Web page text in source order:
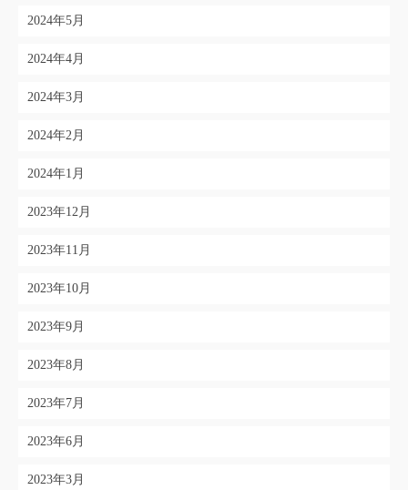
2024年5月
2024年4月
2024年3月
2024年2月
2024年1月
2023年12月
2023年11月
2023年10月
2023年9月
2023年8月
2023年7月
2023年6月
2023年3月